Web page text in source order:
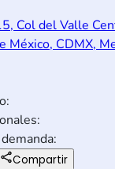
Col del Valle
México, CDMX,
Compartir